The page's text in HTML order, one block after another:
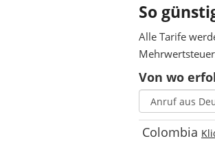
So
Alle Tarife
Von wo
Colombia